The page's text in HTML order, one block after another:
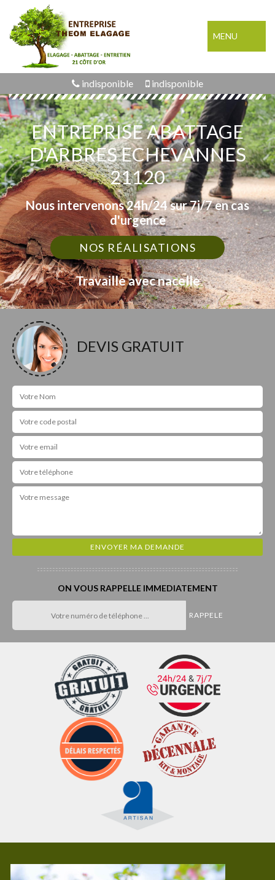
MENU
indisponible indisponible
ENTREPRISE ABATTAGE
D'ARBRES ECHEVANNES
21120
Nous intervenons 24h/24 sur 7j/7 en cas
d'urgence
NOS RÉALISATIONS
Travaille avec nacelle
DEVIS GRATUIT
ON VOUS RAPPELLE IMMEDIATEMENT